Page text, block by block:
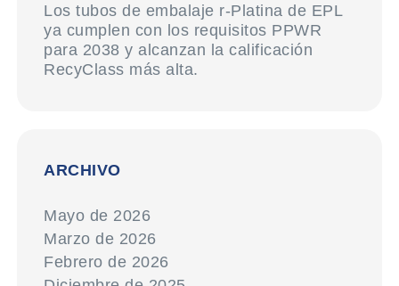
Los tubos de embalaje r-Platina de EPL
ya cumplen con los requisitos PPWR
para 2038 y alcanzan la calificación
RecyClass más alta.
ARCHIVO
Mayo de 2026
Marzo de 2026
Febrero de 2026